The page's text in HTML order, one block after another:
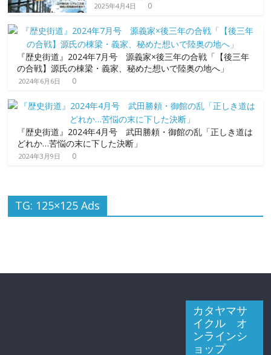
2025年4月4日 0
『歴史街道』2024年7月号 源義家×後三年の合戦「【後三年
の合戦】源氏の棟梁・義家、秘めた想いで陸奥の地へ」
2024年6月6日 0
『歴史街道』2024年4月号 武田勝頼・御館の乱「正しき道は
どれか…苦悩の末に下した決断」
2024年3月9日 0
TG: 125×125 Ads
カタヤマサ
イクル オ
ンラインシ
ョップ